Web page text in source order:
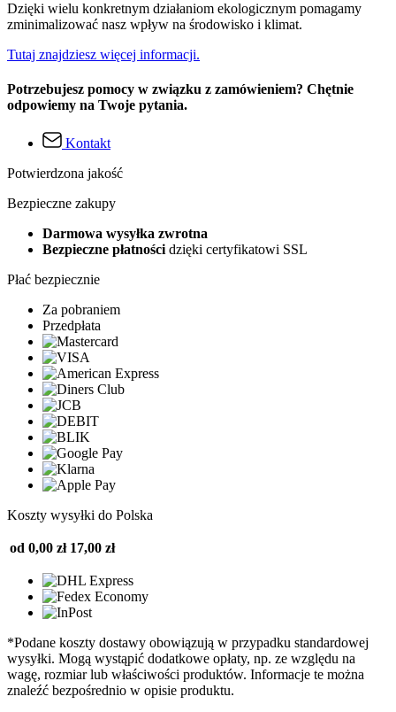
Dzięki wielu konkretnym działaniom ekologicznym pomagamy
zminimalizować nasz wpływ na środowisko i klimat.
Tutaj znajdziesz więcej informacji.
Potrzebujesz pomocy w związku z zamówieniem? Chętnie
odpowiemy na Twoje pytania.
Kontakt
Potwierdzona jakość
Bezpieczne zakupy
Darmowa wysyłka zwrotna
Bezpieczne płatności dzięki certyfikatowi SSL
Płać bezpiecznie
Za pobraniem
Przedpłata
Koszty wysyłki do Polska
od 0,00 zł 17,00 zł
*Podane koszty dostawy obowiązują w przypadku standardowej
wysyłki. Mogą wystąpić dodatkowe opłaty, np. ze względu na
wagę, rozmiar lub właściwości produktów. Informacje te można
znaleźć bezpośrednio w opisie produktu.